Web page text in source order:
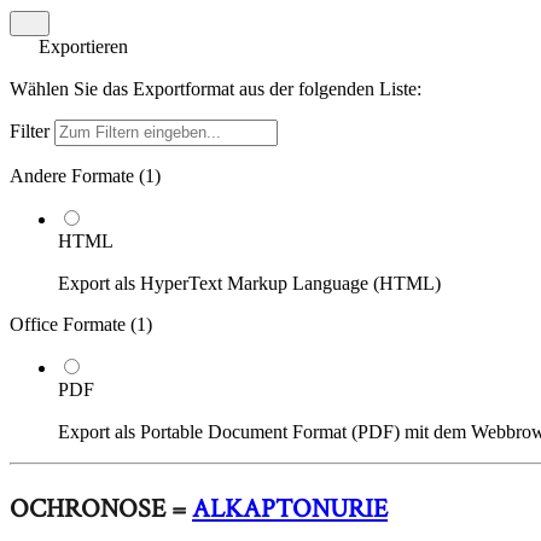
Exportieren
Wählen Sie das Exportformat aus der folgenden Liste:
Filter
Andere Formate (1)
HTML
Export als HyperText Markup Language (HTML)
Office Formate (1)
PDF
Export als Portable Document Format (PDF) mit dem
OCHRONOSE =ALKAPTONURIE